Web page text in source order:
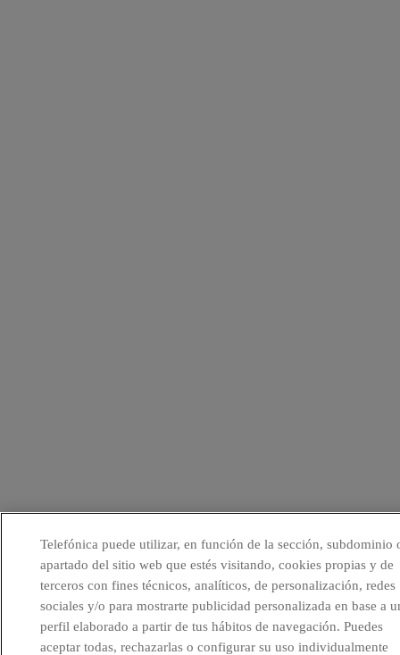
Telefónica puede utilizar, en función de la sección, subdominio
apartado del sitio web que estés visitando, cookies propias y de
terceros con fines técnicos, analíticos, de personalización, redes
sociales y/o para mostrarte publicidad personalizada en base a
perfil elaborado a partir de tus hábitos de navegación. Puedes
aceptar todas, rechazarlas o configurar su uso individualmente